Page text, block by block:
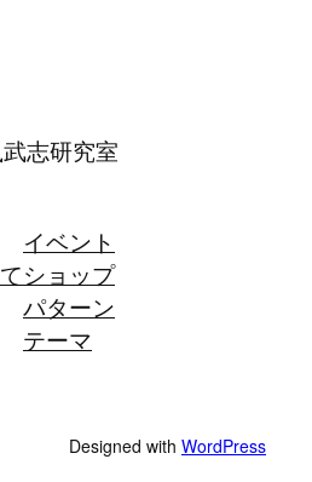
志研究室
イベント
ショップ
パターン
テーマ
Designed with WordPress